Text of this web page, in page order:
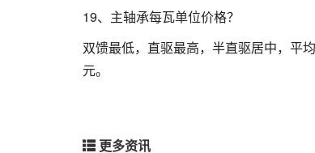
19、主轴承每瓦单位价格？
双馈最低，直驱最高，半直驱居中，平
元。
更多资讯